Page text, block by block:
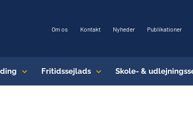
Om os Kontakt Nyheder Publikationer
Fritidssejlads Skole- &